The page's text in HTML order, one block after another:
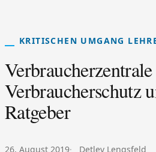
KRITISCHEN UMGANG
Verbraucherzentrale
Verbraucherschutz
Ratgeber
Veröffentlicht am:
26. August 2019 Autor:
Detlev Lengsfeld